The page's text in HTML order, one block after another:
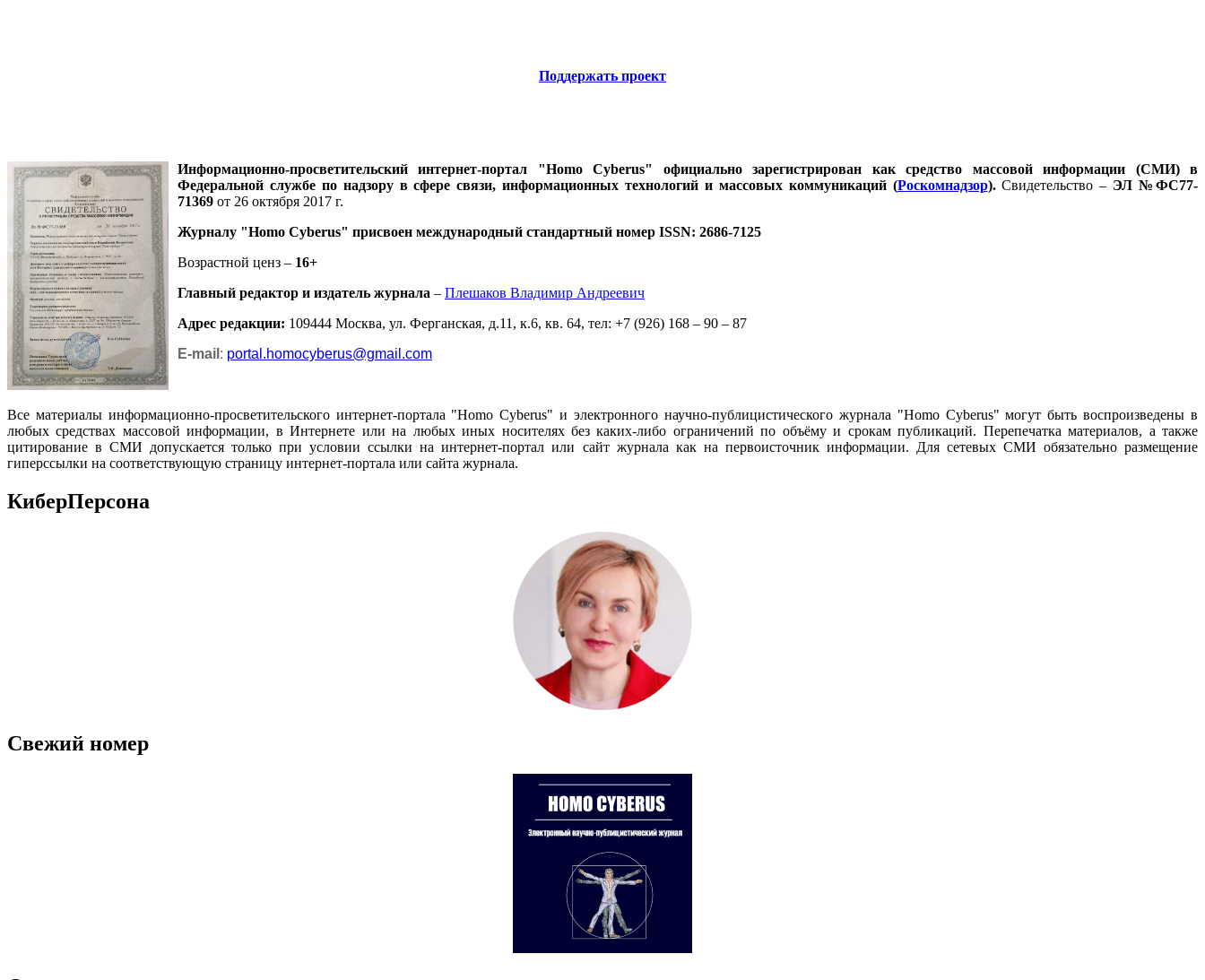
Поддержать проект
Информационно-просветительский интернет-портал "Homo Cyberus" официально зарегистрирован как средство массовой информации (СМИ) в
Федеральной службе по надзору в сфере связи, информационных технологий и массовых коммуникаций (Роскомнадзор).Свидетельство – ЭЛ №ФС77-
71369 от 26 октября 2017 г.
Журналу "Homo Cyberus" присвоен международный стандартный номер ISSN: 2686-7125
Возрастной ценз – 16+
Главный редактор и издатель журнала – Плешаков Владимир Андреевич
Адрес редакции: 109444 Москва, ул. Ферганская, д.11, к.6, кв. 64, тел: +7 (926) 168 – 90 – 87
E-mail : portal.homocyberus@gmail.com
Все материалы информационно-просветительского интернет-портала "Homo Cyberus" и электронного научно-публицистического журнала "Homo Cyberus" могут быть воспроизведены в
любых средствах массовой информации, в Интернете или на любых иных носителях без каких-либо ограничений по объёму и срокам публикаций. Перепечатка материалов, а также
цитирование в СМИ допускается только при условии ссылки на интернет-портал или сайт журнала как на первоисточник информации. Для сетевых СМИ обязательно размещение
гиперссылки на соответствующую страницу интернет-портала или сайта журнала.
КиберПерсона
Свежий номер